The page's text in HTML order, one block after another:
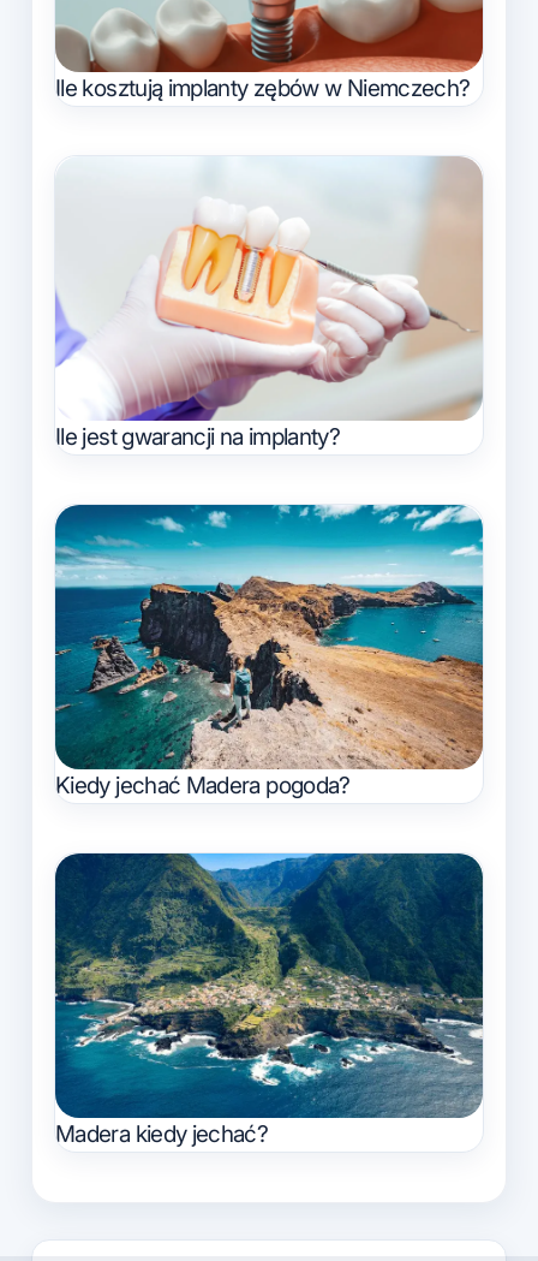
Ile kosztują implanty zębów w Niemczech?
Ile jest gwarancji na implanty?
Kiedy jechać Madera pogoda?
Madera kiedy jechać?